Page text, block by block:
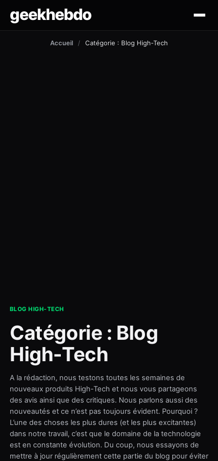
geekhebdo
Accueil / Catégorie : Blog High-Tech
BLOG HIGH-TECH
Catégorie : Blog
High-Tech
A la rédaction, nous testons toutes les semaines de
nouveaux produits High-Tech et nous vous partageons
des avis ainsi que des critiques. Nous parlons aussi des
nouveautés et ce n’est pas toujours évident. Pourquoi ?
L’une des choses les plus dures (et les plus excitantes)
dans notre travail, c’est que le domaine de la technologie
est en constante évolution. Du coup, nous essayons de
mettre à jour régulièrement cette partie du blog pour éviter